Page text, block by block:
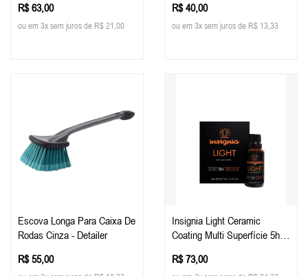
R$ 63,00
ou em 3x sem juros de R$ 21,00
Tech
R$ 40,00
ou em 3x sem juros de R$ 13,33
Escova Longa Para Caixa De
Rodas Cinza - Detailer
R$ 55,00
Insignia Light Ceramic
Coating Multi Superfície 5h,
R$ 73,00